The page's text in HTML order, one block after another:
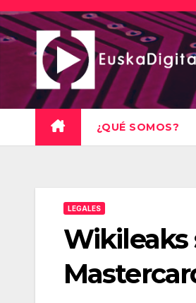
Saltar
al
contenido
¿QUÉ SOMOS?
LEGALES
Wikileaks